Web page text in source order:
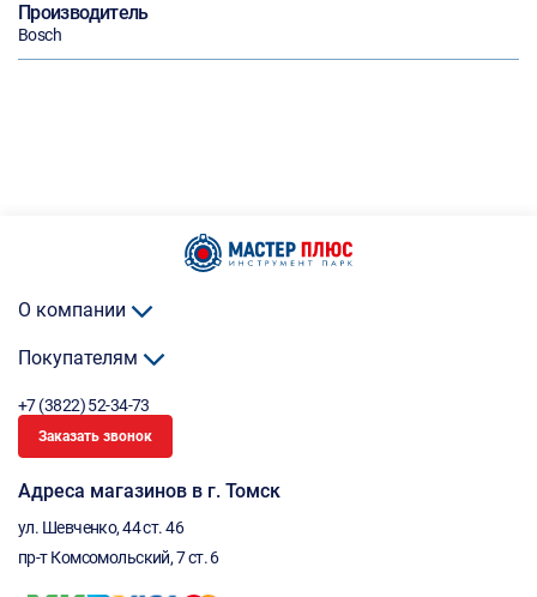
Производитель
Bosch
О компании
Покупателям
+7 (3822) 52-34-73
Заказать звонок
Адреса магазинов в г. Томск
ул. Шевченко, 44 ст. 46
пр-т Комсомольский, 7 ст. 6